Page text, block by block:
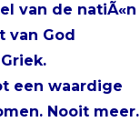
van de natiÃ«n
van God
een waardige
Nooit meer.